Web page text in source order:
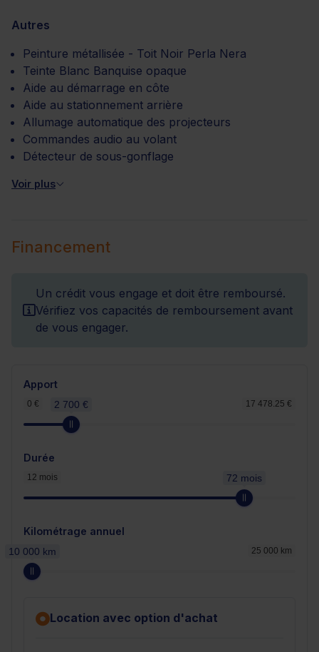
Autres
Peinture métallisée - Toit Noir Perla Nera
Teinte Blanc Banquise opaque
Aide au démarrage en côte
Aide au stationnement arrière
Allumage automatique des projecteurs
Commandes audio au volant
Détecteur de sous-gonflage
Voir plus
Financement
Un crédit vous engage et doit être remboursé.
Vérifiez vos capacités de remboursement avant
de vous engager.
Apport
0 € 17 478.25 €
2 700 €
Durée
12 mois 72 mois
Kilométrage annuel
25 000 km
10 000 km
Location avec option d'achat